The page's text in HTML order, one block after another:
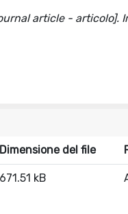
article - articolo]. In
Dimensione del file
671.51 kB